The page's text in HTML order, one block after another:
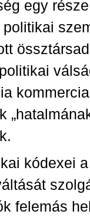
egy
kódexei
felemás